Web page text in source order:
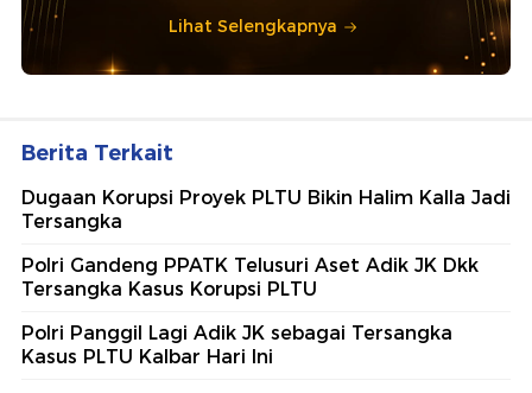
Lihat Selengkapnya
Berita Terkait
Dugaan Korupsi Proyek PLTU Bikin Halim Kalla Jadi
Tersangka
Polri Gandeng PPATK Telusuri Aset Adik JK Dkk
Tersangka Kasus Korupsi PLTU
Polri Panggil Lagi Adik JK sebagai Tersangka
Kasus PLTU Kalbar Hari Ini